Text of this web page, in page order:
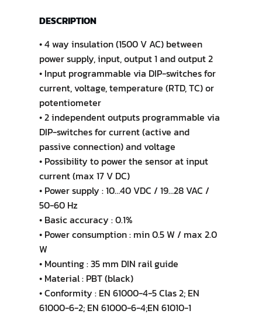
DESCRIPTION
• 4 way insulation (1500 V AC) between
power supply, input, output 1 and output 2
• Input programmable via DIP-switches for
current, voltage, temperature (RTD, TC) or
potentiometer
• 2 independent outputs programmable via
DIP-switches for current (active and
passive connection) and voltage
• Possibility to power the sensor at input
current (max 17 V DC)
• Power supply : 10…40 VDC / 19…28 VAC /
50-60 Hz
• Basic accuracy : 0.1%
• Power consumption : min 0.5 W / max 2.0
W
• Mounting : 35 mm DIN rail guide
• Material : PBT (black)
• Conformity : EN 61000-4-5 Clas 2; EN
61000-6-2; EN 61000-6-4;EN 61010-1